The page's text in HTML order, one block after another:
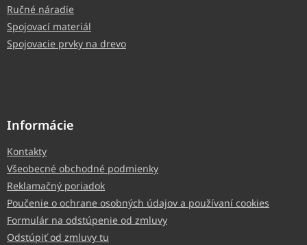
Ručné náradie
Spojovací materiál
Spojovacie prvky na drevo
Informácie
Kontakty
Všeobecné obchodné podmienky
Reklamačný poriadok
Poučenie o ochrane osobných údajov a používaní cookies
Formulár na odstúpenie od zmluvy
Odstúpiť od zmluvy tu